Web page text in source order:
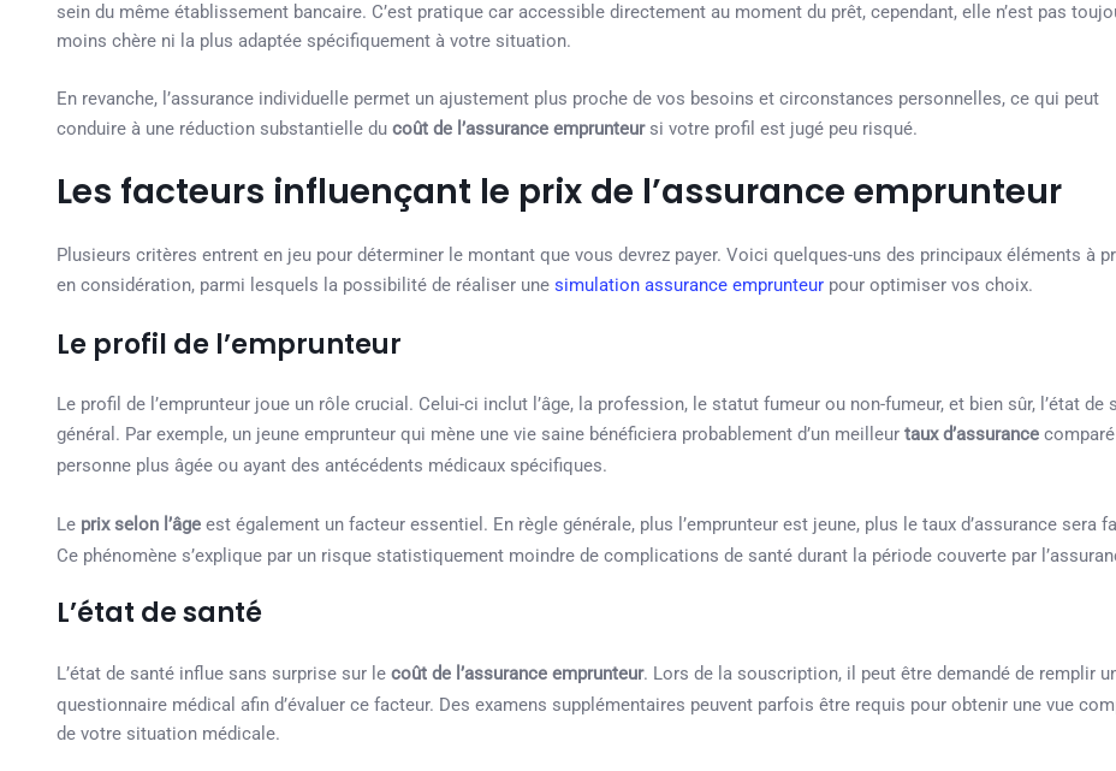
sein du même établissement bancaire. C’est pratique car accessible directement au moment du prêt, cependant, elle n’est pas
moins chère ni la plus adaptée spécifiquement à votre situation.
En revanche, l’assurance individuelle permet un ajustement plus proche de vos besoins et circonstances personnelles, ce qui peut
conduire à une réduction substantielle du coût de l’assurance emprunteursi votre profil est jugé peu risqué.
Les facteurs influençant le prix de l’assurance emprunteur
Plusieurs critères entrent en jeu pour déterminer le montant que vous devrez payer. Voici quelques-uns des principaux éléments à
en considération, parmi lesquels la possibilité de réaliser une simulation assurance emprunteur pour optimiser vos choix.
Le profil de l’emprunteur
Le profil de l’emprunteur joue un rôle crucial. Celui-ci inclut l’âge, la profession, le statut fumeur ou non-fumeur, et bien sûr, l’état de
général. Par exemple, un jeune emprunteur qui mène une vie saine bénéficiera probablement d’un meilleur taux d’assurance
personne plus âgée ou ayant des antécédents médicaux spécifiques.
Le prix selon l’âge est également un facteur essentiel. En règle générale, plus l’emprunteur est jeune, plus le taux d’assurance sera
Ce phénomène s’explique par un risque statistiquement moindre de complications de santé durant la période couverte par
L’état de santé
L’état de santé influe sans surprise sur le coût de l’assurance emprunteur. Lors de la souscription, il peut être demandé de remplir
questionnaire médical afin d’évaluer ce facteur. Des examens supplémentaires peuvent parfois être requis pour obtenir une vue
de votre situation médicale.